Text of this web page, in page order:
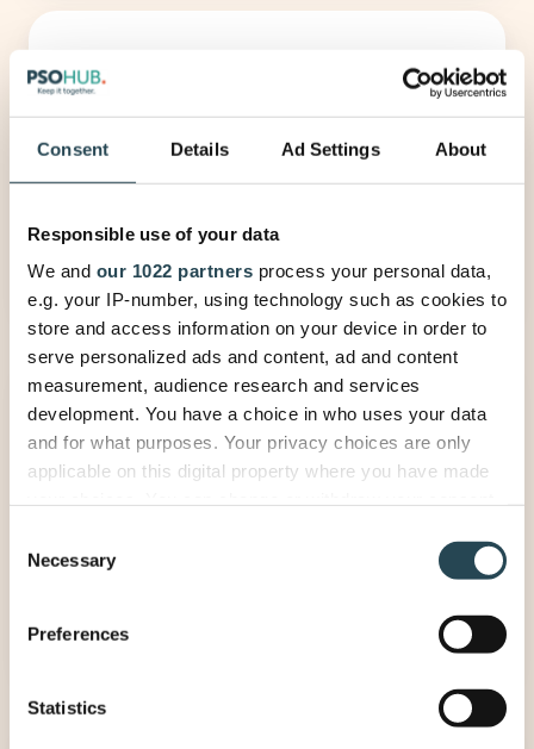
Consent Details Ad Settings About
Responsible use of your data
We and our 1022 partners process your personal data,
e.g. your IP-number, using technology such as cookies to
store and access information on your device in order to
serve personalized ads and content, ad and content
measurement, audience research and services
development. You have a choice in who uses your data
and for what purposes. Your privacy choices are only
applicable on this digital property where you have made
the Privacy trigger icon.
Collect information about your geographical
meters
Identify your device by actively scanning it for
Selection
Necessary
Preferences
Statistics
Teamplay
Zusammenarbeit.
Fokus auf die Nutzer
unsere Nutzer, um sie zu befähigen,